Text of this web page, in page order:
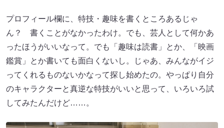
プロフィール欄に、特技・趣味を書くところあるじゃ
ん？ 書くことがなかったわけ。でも、芸人として何かあ
ったほうがいいなって。でも「趣味は読書」とか、「映画
鑑賞」とか書いても面白くないし。じゃあ、みんながイジ
ってくれるものないかなって探し始めたの。やっぱり自分
のキャラクターと真逆な特技がいいと思って、いろいろ試
してみたんだけど……。